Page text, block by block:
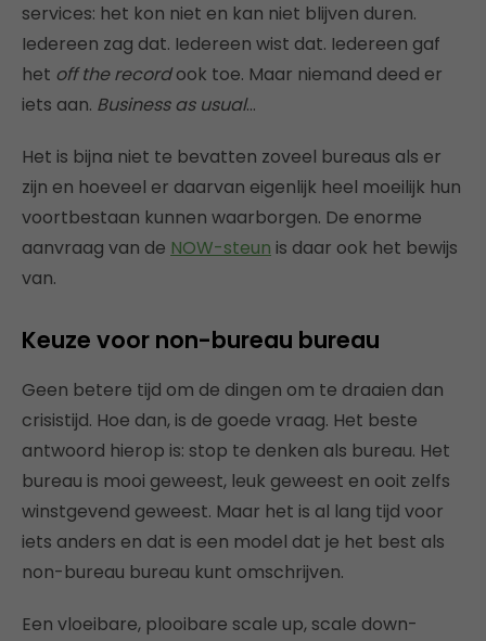
services: het kon niet en kan niet blijven duren.
Iedereen zag dat. Iedereen wist dat. Iedereen gaf
het off the recordook toe. Maar niemand deed er
iets aan. Business as usual…
Het is bijna niet te bevatten zoveel bureaus als er
zijn en hoeveel er daarvan eigenlijk heel moeilijk hun
voortbestaan kunnen waarborgen. De enorme
aanvraag van de NOW-steun is daar ook het bewijs
van.
Keuze voor non-bureau bureau
Geen betere tijd om de dingen om te draaien dan
crisistijd. Hoe dan, is de goede vraag. Het beste
antwoord hierop is: stop te denken als bureau. Het
bureau is mooi geweest, leuk geweest en ooit zelfs
winstgevend geweest. Maar het is al lang tijd voor
iets anders en dat is een model dat je het best als
non-bureau bureau kunt omschrijven.
Een vloeibare, plooibare scale up, scale down-